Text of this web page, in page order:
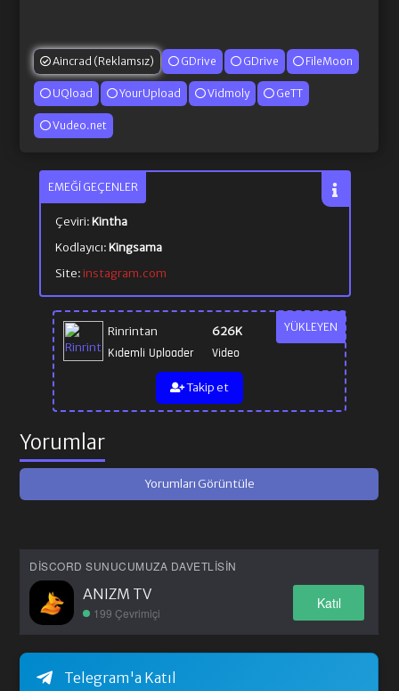
Aincrad (Reklamsız) GDrive GDrive FileMoon
UQload YourUpload Vidmoly GeTT
Vudeo.net
YÜKLEYEN
Rinrintan
Kıdemli Uploader
626K
Video
Takip et
EMEĞI GEÇENLER
Çeviri:Kintha
Kodlayıcı:Kingsama
Site:instagram.com
Yorumlar
Yorumları Görüntüle
DISCORD SUNUCUMUZA DAVETLISIN
ANIZM TV
199 Çevrimiçi
Katıl
Telegram'a Katıl